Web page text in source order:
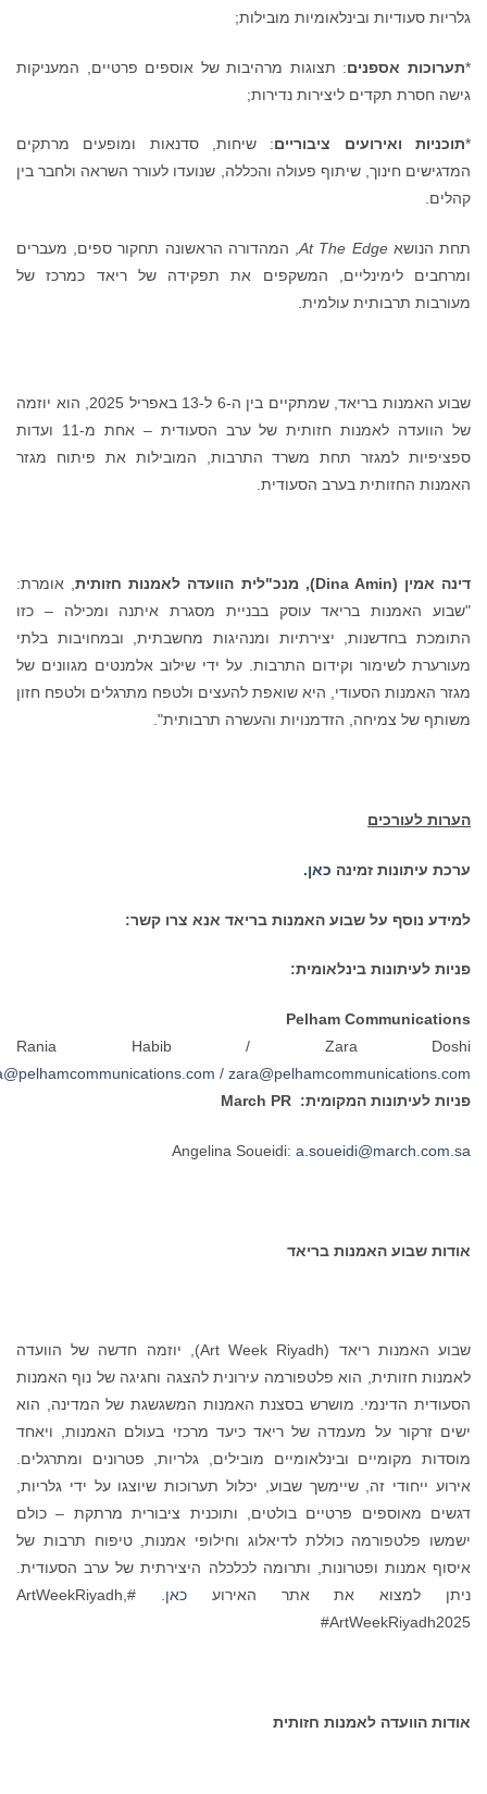
סעודיות ובינלאומיות מובילות;
אספנים: תצוגות מרהיבות של אוספים פרטיים, המעניקות
חסרת תקדים ליצירות נדירות;
ואירועים ציבוריים: שיחות, סדנאות ומופעים מרתקים
חינוך, שיתוף פעולה והכללה, שנועדו לעורר השראה ולחבר בין
הנושאAt The Edge, המהדורה הראשונה תחקור ספים, מעברים
לימינליים, המשקפים את תפקידה של ריאד כמרכז של
תרבותית עולמית.
שבוע האמנות בריאד, שמתקיים בין ה-6 ל-13 באפריל 2025, הוא יוזמה
של הוועדה לאמנות חזותית של ערב הסעודית – אחת מ-11 ועדות
למגזר תחת משרד התרבות, המובילות את פיתוח מגזר
החזותית בערב הסעודית.
אמין (Dina Amin ), מנכ"לית הוועדה לאמנות חזותית, אומרת:
האמנות בריאד עוסק בבניית מסגרת איתנה ומכילה – כזו
בחדשנות, יצירתיות ומנהיגות מחשבתית, ובמחויבות בלתי
לשימור וקידום התרבות. על ידי שילוב אלמנטים מגוונים של
האמנות הסעודי, היא שואפת להעצים ולטפח מתרגלים ולטפח חזון
של צמיחה, הזדמנויות והעשרה תרבותית".
לעורכים
עיתונות זמינהכאן.
נוסף על שבוע האמנות בריאד אנא צרו קשר:
לעיתונות בינלאומית:
Pelham
Rania Habib / Zara
rania@pelhamcommunications.com/
לעיתונות המקומית: March PR
Angelina Soueidi:
שבוע האמנות בריאד
שבוע האמנות ריאד (Art Week Riyadh), יוזמה חדשה של הוועדה
חזותית, הוא פלטפורמה עירונית להצגה וחגיגה של נוף האמנות
הדינמי. מושרש בסצנת האמנות המשגשגת של המדינה, הוא
זרקור על מעמדה של ריאד כיעד מרכזי בעולם האמנות, ויאחד
מקומיים ובינלאומיים מובילים, גלריות, פטרונים ומתרגלים.
ייחודי זה, שיימשך שבוע, יכלול תערוכות שיוצגו על ידי גלריות,
מאוספים פרטיים בולטים, ותוכנית ציבורית מרתקת – כולם
פלטפורמה כוללת לדיאלוג וחילופי אמנות, טיפוח תרבות של
אמנות ופטרונות, ותרומה לכלכלה היצירתית של ערב הסעודית.
למצוא את אתר האירועכאן
. #ArtWeekRiyadh,
הוועדה לאמנות חזותית